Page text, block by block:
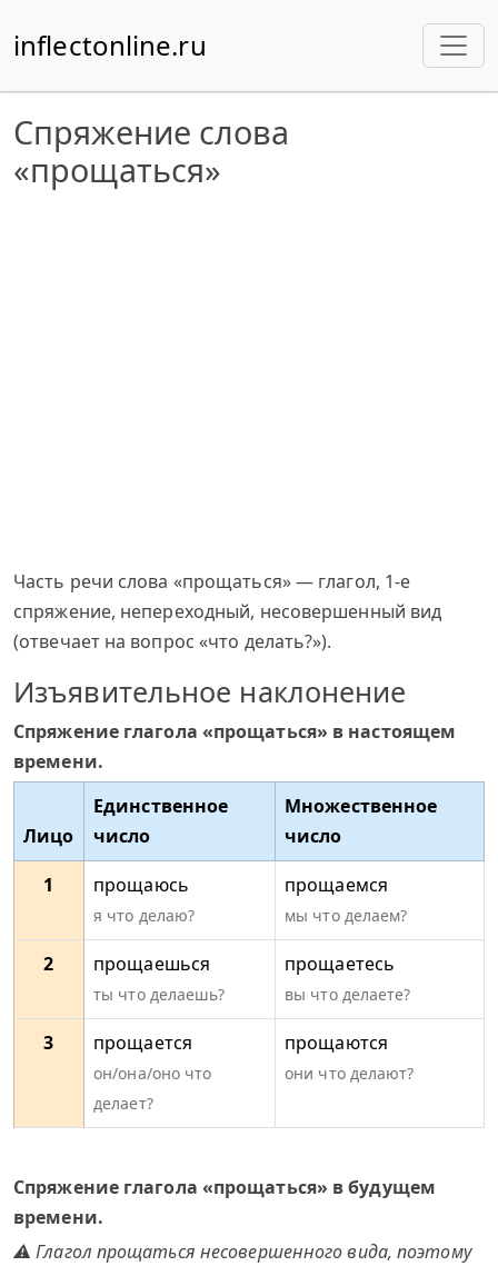
inflectonline.ru
Спряжение слова
«прощаться»
Часть речи слова «прощаться» — глагол, 1-е
спряжение, непереходный, несовершенный вид
(отвечает на вопрос «что делать?»).
Изъявительное наклонение
Спряжение глагола «прощаться» в настоящем
времени.
Лицо
Единственное
число
Множественное
число
1
прощаюсь
я что делаю?
прощаемся
мы что делаем?
2 прощаешься
ты что делаешь?
прощаетесь
вы что делаете?
3 прощается
он/она/оно что
делает?
прощаются
они что делают?
Спряжение глагола «прощаться» в будущем
времени.
⚠ Глагол прощаться несовершенного вида, поэтому